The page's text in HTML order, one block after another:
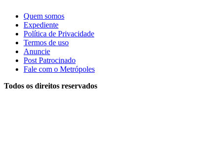
Quem somos
Expediente
Política de Privacidade
Termos de uso
Anuncie
Post Patrocinado
Fale com o Metrópoles
Todos os direitos reservados